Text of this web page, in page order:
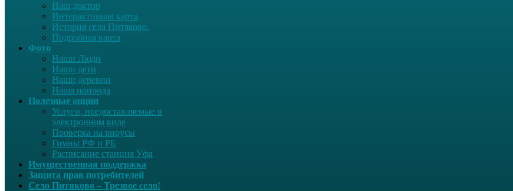
Наш доктор
Интерактивная карта
История села Питяково.
Подробная карта
Фото
Наши Люди
Наши дети
Наши деревни
Наша природа
Полезные опции
Услуги, предоставляемые в
электронном виде
Проверка на вирусы
Гимны РФ и РБ
Расписание станция Уфа
Имущественная поддержка
Защита прав потребителей
Село Питяково – Трезвое село!